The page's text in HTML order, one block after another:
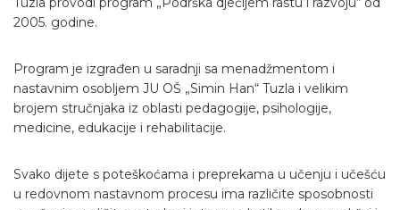
2005. godine.
Program je izgrađen u saradnji sa menadžmentom i
nastavnim osobljem JU OŠ „Simin Han“ Tuzla i velikim
brojem stručnjaka iz oblasti pedagogije, psihologije,
medicine, edukacije i rehabilitacije.
Svako dijete s poteškoćama i preprekama u učenju i učešću
u redovnom nastavnom procesu ima različite sposobnosti